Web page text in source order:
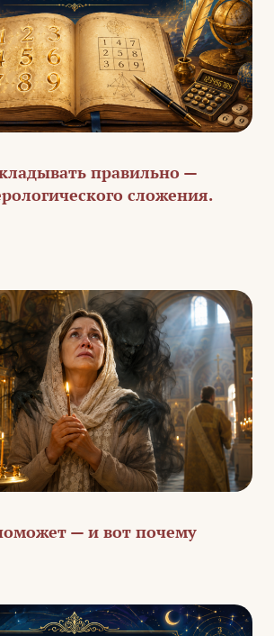
правильно —
сложения.
— и вот почему